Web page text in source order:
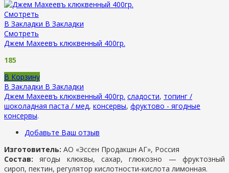
Смотреть
В Закладки В Закладки
Смотреть
Джем Махеевъ клюквенный 400гр.
185
В Корзину
В Закладки В Закладки
Джем Махеевъ клюквенный 400гр. сладости, топинг /
шоколадная паста / мед, консервы, фруктово - ягодные
консервы.
Добавьте Ваш отзыв
Изготовитель: АО «Эссен Продакшн АГ», Россия
Состав: ягоды клюквы, сахар, глюкозно — фруктозный
сироп, пектин, регулятор кислотности-кислота лимонная.